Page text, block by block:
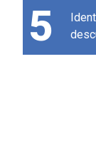
5